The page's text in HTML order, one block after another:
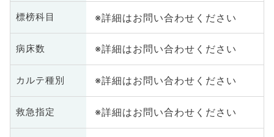
標榜科目 ※詳細はお問い合わせください
病床数 ※詳細はお問い合わせください
カルテ種別 ※詳細はお問い合わせください
救急指定 ※詳細はお問い合わせください